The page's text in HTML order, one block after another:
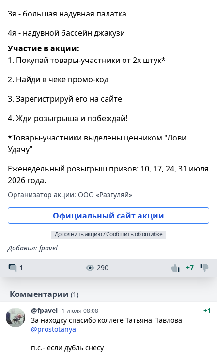
3я - большая надувная палатка
4я - надувной бассейн джакузи
Участие в акции:
1. Покупай товары-участники от 2х штук*
2. Найди в чеке промо-код
3. Зарегистрируй его на сайте
4. Жди розыгрыша и побеждай!
*Товары-участники выделены ценником "Лови
Удачу"
Еженедельный розыгрыш призов: 10, 17, 24, 31 июля
2026 года.
Организатор акции: ООО «Разгуляй»
Официальный сайт акции
Дополнить акцию / Сообщить об ошибке
Добавил: fpavel
1 290 +7
Комментарии (1)
@fpavel 1 июля 08:08
+1
За находку спасибо коллеге Татьяна Павлова
@prostotanya
п.с.- если дубль снесу